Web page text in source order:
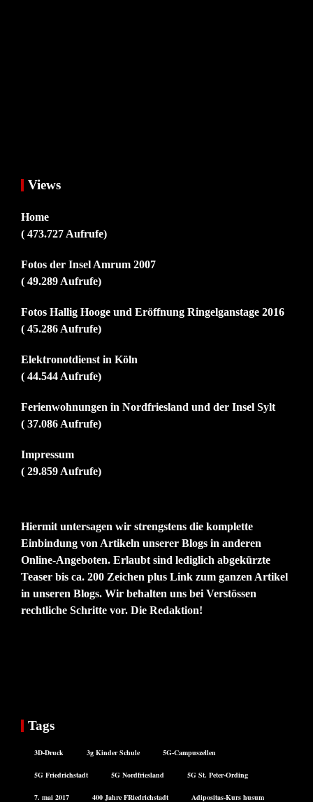
Views
Home
( 473.727 Aufrufe)
Fotos der Insel Amrum 2007
( 49.289 Aufrufe)
Fotos Hallig Hooge und Eröffnung Ringelganstage 2016
( 45.286 Aufrufe)
Elektronotdienst in Köln
( 44.544 Aufrufe)
Ferienwohnungen in Nordfriesland und der Insel Sylt
( 37.086 Aufrufe)
Impressum
( 29.859 Aufrufe)
Hiermit untersagen wir strengstens die komplette
Einbindung von Artikeln unserer Blogs in anderen
Online-Angeboten. Erlaubt sind lediglich abgekürzte
Teaser bis ca. 200 Zeichen plus Link zum ganzen Artikel
in unseren Blogs. Wir behalten uns bei Verstössen
rechtliche Schritte vor. Die Redaktion!
Tags
3D-Druck 3g Kinder Schule 5G-Campuszellen
5G Friedrichstadt 5G Nordfriesland 5G St. Peter-Ording
7. mai 2017 400 Jahre FRiedrichstadt Adipositas-Kurs husum